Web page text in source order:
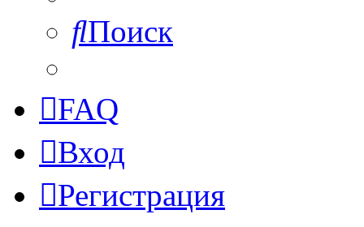
Поиск
FAQ
Вход
Регистрация